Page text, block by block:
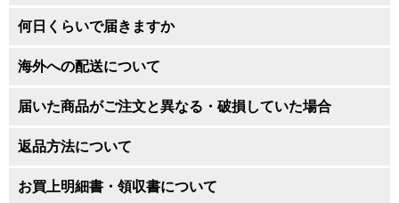
何日くらいで届きますか
海外への配送について
届いた商品がご注文と異なる・破損していた場合
返品方法について
お買上明細書・領収書について